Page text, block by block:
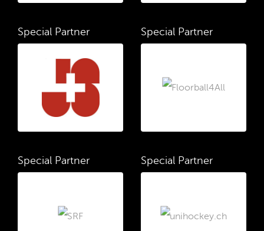
Special Partner Special Partner
Special Partner Special Partner